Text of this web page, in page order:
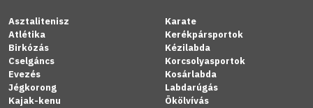
Asztalitenisz
Atlétika
Birkózás
Cselgáncs
Evezés
Jégkorong
Kajak-kenu
Karate
Kerékpársportok
Kézilabda
Korcsolyasportok
Kosárlabda
Labdarúgás
Ökölvívás